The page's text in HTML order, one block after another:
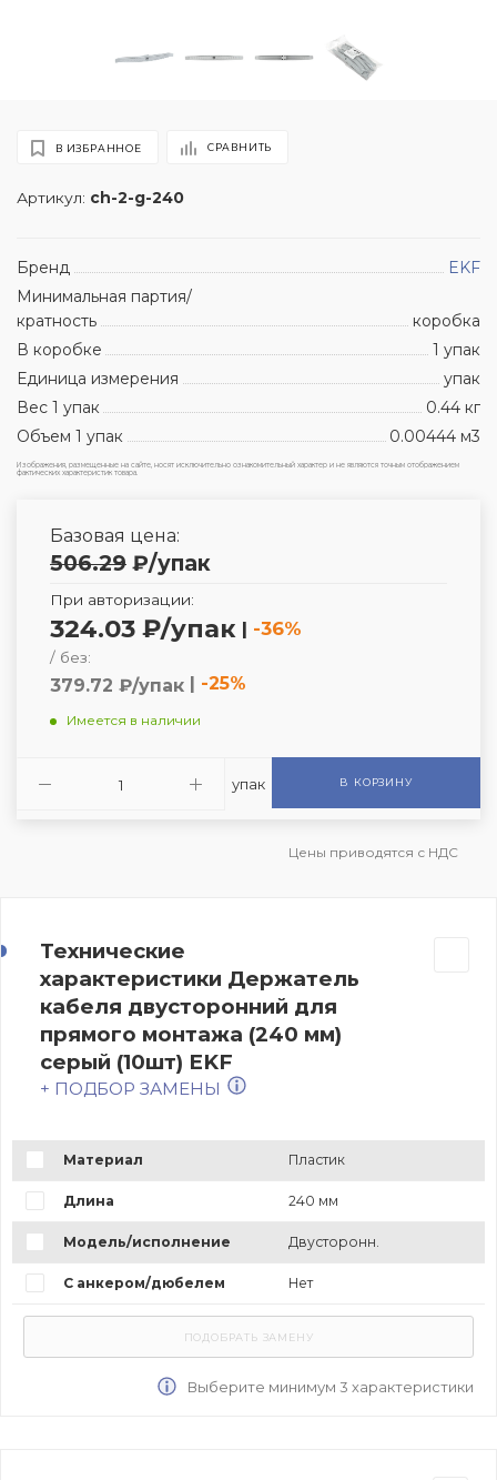
Артикул: ch-2-g-240
В ИЗБРАННОЕ СРАВНИТЬ
Бренд
EKF
Минимальная партия/
кратность
коробка
В коробке
1 упак
Единица измерения
упак
Вес 1 упак
0.44 кг
Объем 1 упак
0.00444 м3
Изображения, размещенные на сайте, носят исключительно ознакомительный характер и не являются точным отображением
фактических характеристик товара.
Базовая цена:
506.29 ₽/упак
При авторизации:
324.03 ₽/упак | -36%
/ без:
379.72 ₽/упак -25%
Имеется в наличии
упак В КОРЗИНУ
Цены приводятся с НДС
Технические
характеристики Держатель
кабеля двусторонний для
прямого монтажа (240 мм)
серый (10шт) EKF
+ ПОДБОР ЗАМЕНЫ
Материал Пластик
Длина 240 мм
Модель/исполнение Двусторонн.
С анкером/дюбелем Нет
Выберите минимум 3 характеристики